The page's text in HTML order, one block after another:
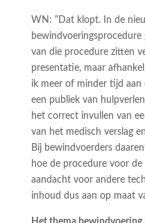
WN: “Dat klopt. In de
bewindvoeringsprocedure
van die procedure zitten
presentatie, maar
ik meer of minder tijd aan
een publiek van
het correct invullen van
van het medisch verslag
Bij bewindvoerders
hoe de procedure voor
aandacht voor andere
inhoud dus aan op maat